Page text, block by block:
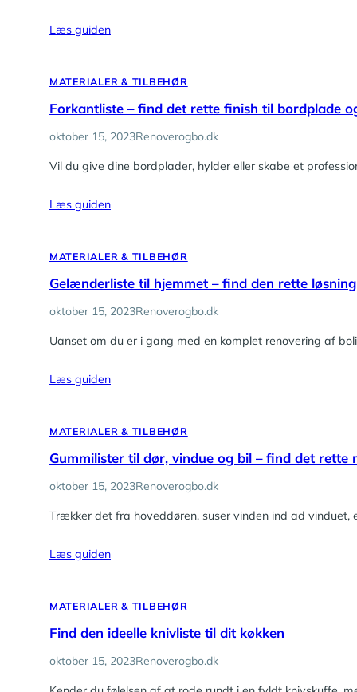
Læs guiden
MATERIALER & TILBEHØR
Forkantliste – find det rette finish til bordplade
oktober 15, 2023Renoverogbo.dk
Vil du give dine bordplader, hylder eller skabe et
Læs guiden
MATERIALER & TILBEHØR
Gelænderliste til hjemmet – find den rette løsning
oktober 15, 2023Renoverogbo.dk
Uanset om du er i gang med en komplet renovering af
Læs guiden
MATERIALER & TILBEHØR
Gummilister til dør, vindue og bil – find det rette
oktober 15, 2023Renoverogbo.dk
Trækker det fra hoveddøren, suser vinden ind ad vinduet,
Læs guiden
MATERIALER & TILBEHØR
Find den ideelle knivliste til dit køkken
oktober 15, 2023Renoverogbo.dk